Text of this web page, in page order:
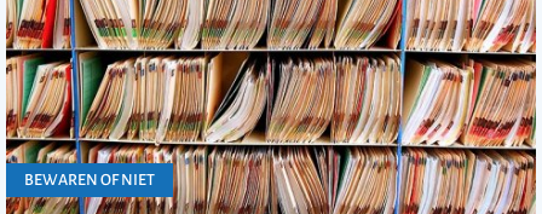
BEWAREN OF NIET